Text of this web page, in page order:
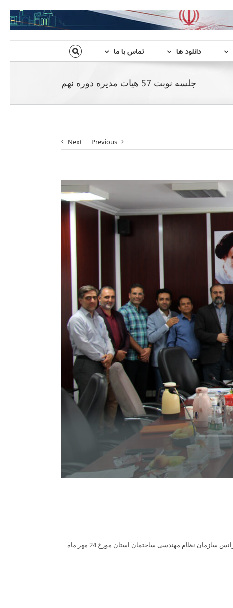
دانلود ها تماس با ما
جلسه نوبت 57 هیات مدیره دوره نهم
Previous
Next
جلسه نوبت 57 هیات مدیره دوره نهم سازمان نظام مهندسی ساختمان استان سمنان با حضوراعضای کمیته مجریان ذیصلاح سازمان در محل کنفرانس سازمان نظام مهندسی ساختمان استان مورخ 24 مهر ماه